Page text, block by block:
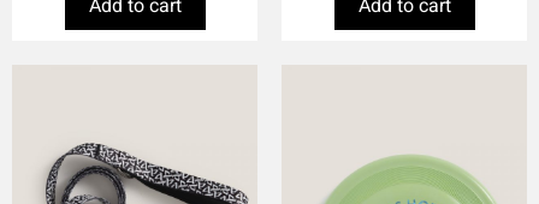
Add to cart
Add to cart
variants.